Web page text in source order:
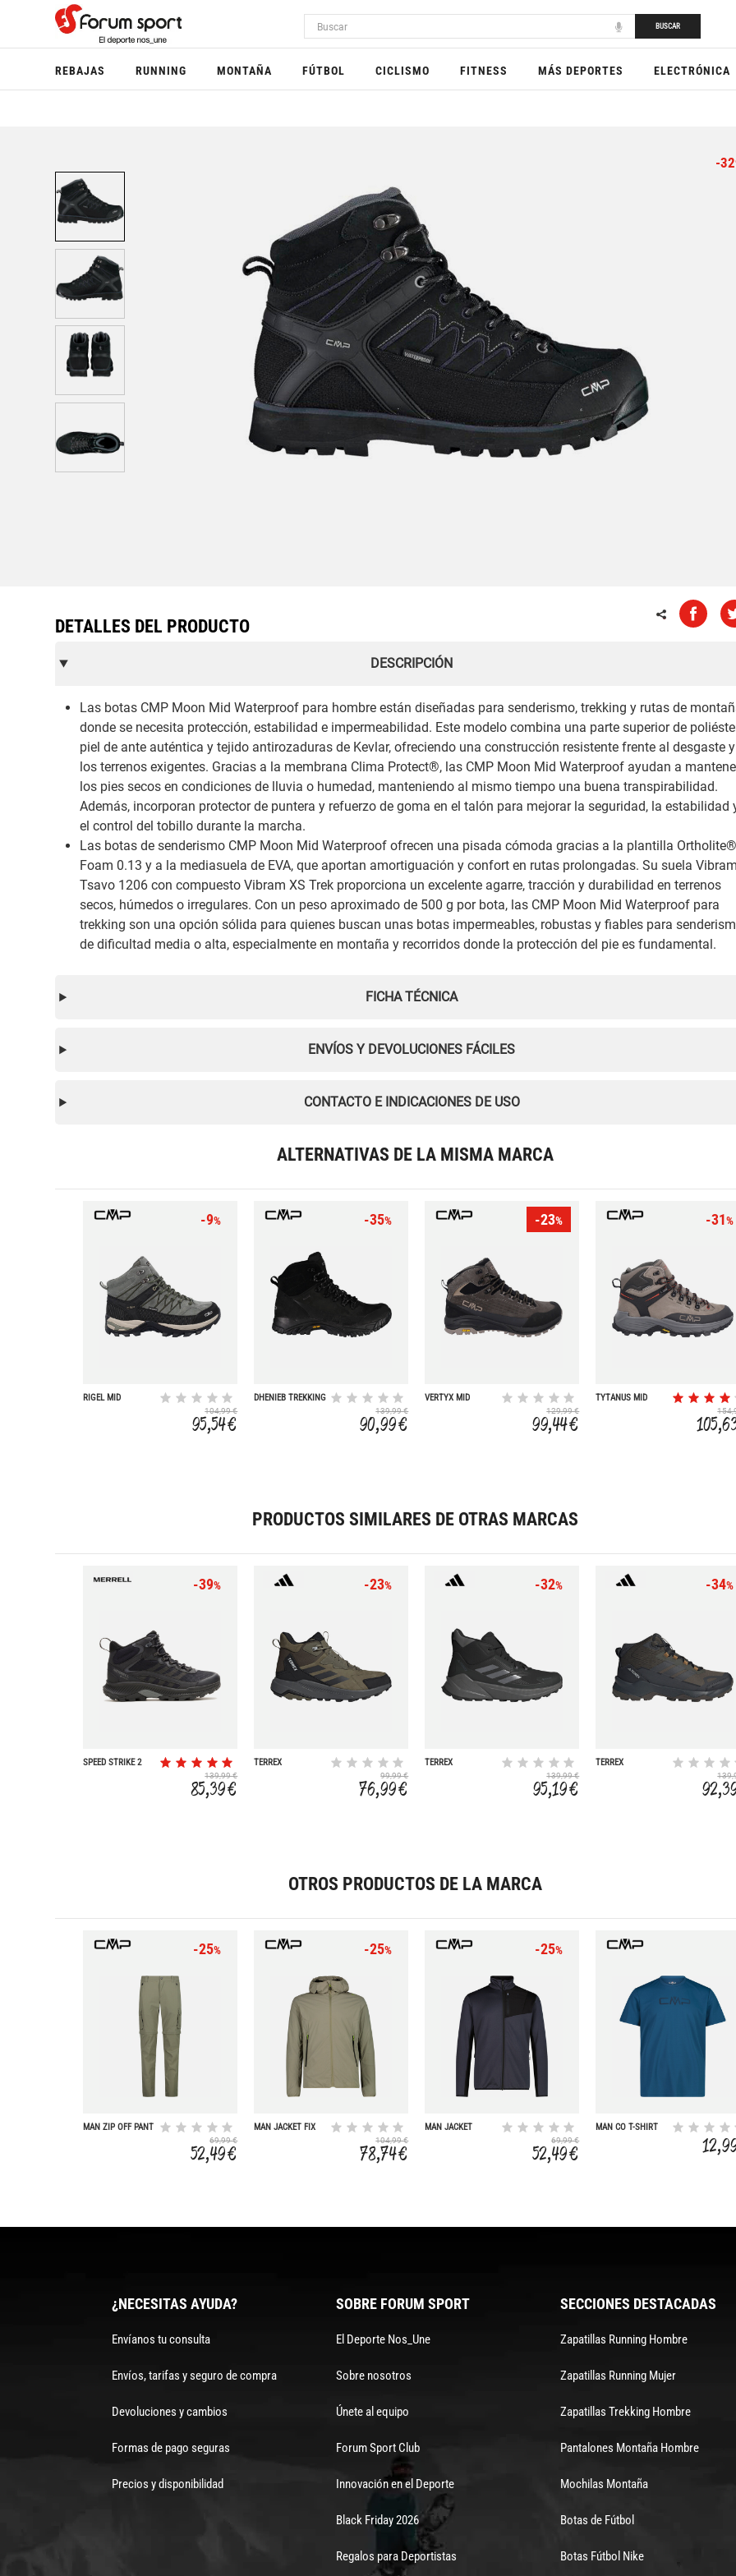
BUSCAR
REBAJAS RUNNING MONTAÑA FÚTBOL CICLISMO FITNESS MÁS DEPORTES ELECTRÓNICA
-32
DETALLES DEL PRODUCTO
DESCRIPCIÓN
Las botas CMP Moon Mid Waterproof para hombre están diseñadas para senderismo, trekking y rutas de
donde se necesita protección, estabilidad e impermeabilidad. Este modelo combina una parte superior de
piel de ante auténtica y tejido antirozaduras de Kevlar, ofreciendo una construcción resistente frente al desgaste y
los terrenos exigentes. Gracias a la membrana Clima Protect®, las CMP Moon Mid Waterproof ayudan a
los pies secos en condiciones de lluvia o humedad, manteniendo al mismo tiempo una buena transpirabilidad.
Además, incorporan protector de puntera y refuerzo de goma en el talón para mejorar la seguridad, la estabilidad
el control del tobillo durante la marcha.
Las botas de senderismo CMP Moon Mid Waterproof ofrecen una pisada cómoda gracias a la plantilla Ortholite®
Foam 0.13 y a la mediasuela de EVA, que aportan amortiguación y confort en rutas prolongadas. Su suela Vibram
Tsavo 1206 con compuesto Vibram XS Trek proporciona un excelente agarre, tracción y durabilidad en terrenos
secos, húmedos o irregulares. Con un peso aproximado de 500 g por bota, las CMP Moon Mid Waterproof para
trekking son una opción sólida para quienes buscan unas botas impermeables, robustas y fiables para
de dificultad media o alta, especialmente en montaña y recorridos donde la protección del pie es fundamental.
FICHA TÉCNICA
ENVÍOS Y DEVOLUCIONES FÁCILES
CONTACTO E INDICACIONES DE USO
ALTERNATIVAS DE LA MISMA MARCA
-9%
RIGEL MID
104,99 €
95,54 €
-35%
DHENIEB TREKKING
139,99 €
90,99 €
-23%
VERTYX MID
129,99 €
99,44 €
-31%
TYTANUS MID
PRODUCTOS SIMILARES DE OTRAS MARCAS
-39%
SPEED STRIKE 2
139,99 €
85,39 €
-23%
TERREX
99,99 €
76,99 €
-32%
TERREX
139,99 €
95,19 €
-34%
TERREX
OTROS PRODUCTOS DE LA MARCA
-25%
MAN ZIP OFF PANT
69,99 €
52,49 €
-25%
MAN JACKET FIX
104,99 €
78,74 €
-25%
MAN JACKET
69,99 €
52,49 €
MAN CO T-SHIRT
¿NECESITAS AYUDA?
Envíanos tu consulta
Envíos, tarifas y seguro de compra
Devoluciones y cambios
Formas de pago seguras
Precios y disponibilidad
SOBRE FORUM SPORT
El Deporte Nos_Une
Sobre nosotros
Únete al equipo
Forum Sport Club
Innovación en el Deporte
Black Friday 2026
Regalos para Deportistas
SECCIONES DESTACADAS
Zapatillas Running Hombre
Zapatillas Running Mujer
Zapatillas Trekking Hombre
Pantalones Montaña Hombre
Mochilas Montaña
Botas de Fútbol
Botas Fútbol Nike